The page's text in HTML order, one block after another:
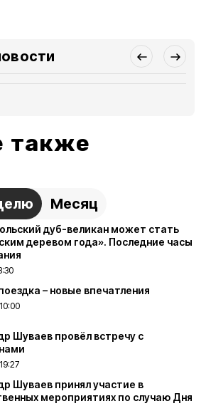
также
Месяц
дуб-великан может стать
деревом года». Последние часы
– новые впечатления
Шуваев провёл встречу с
Шуваев принял участие в
мероприятиях по случаю Дня